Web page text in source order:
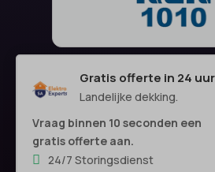
Gratis offerte in 24 uur
Landelijke dekking.
Vraag binnen 10 seconden een
gratis offerte aan.
24/7 Storingsdienst